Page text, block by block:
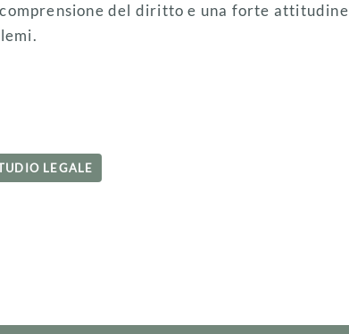
del diritto e una forte attitudine
LEGALE